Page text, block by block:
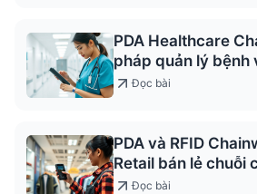
PDA Healthcare
pháp quản lý bệnh
2026
Đọc bài
PDA và RFID
Retail bán lẻ chuỗi
2026
Đọc bài